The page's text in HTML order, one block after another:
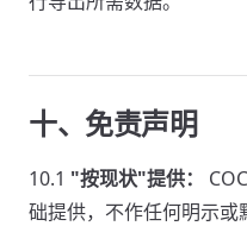
十、免责声明
10.1 "按现状"提供：
础提供，不作任何明示